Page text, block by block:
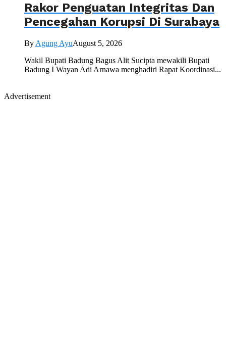
Rakor Penguatan Integritas Dan
Pencegahan Korupsi Di Surabaya
By Agung AyuAugust 5, 2026
Wakil Bupati Badung Bagus Alit Sucipta mewakili Bupati
Badung I Wayan Adi Arnawa menghadiri Rapat Koordinasi...
Advertisement